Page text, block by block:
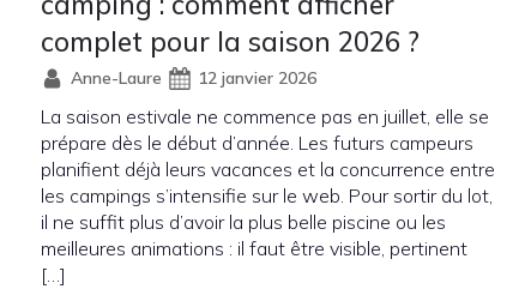
complet pour la saison 2026 ?
Anne-Laure 12 janvier 2026
La saison estivale ne commence pas en juillet, elle se
prépare dès le début d’année. Les futurs campeurs
planifient déjà leurs vacances et la concurrence entre
les campings s’intensifie sur le web. Pour sortir du lot,
il ne suffit plus d’avoir la plus belle piscine ou les
meilleures animations : il faut être visible, pertinent
[…]